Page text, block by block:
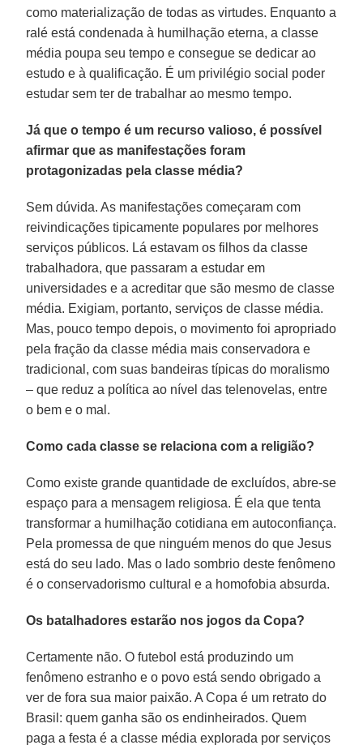
como materialização de todas as virtudes. Enquanto a
ralé está condenada à humilhação eterna, a classe
média poupa seu tempo e consegue se dedicar ao
estudo e à qualificação. É um privilégio social poder
estudar sem ter de trabalhar ao mesmo tempo.
Já que o tempo é um recurso valioso, é possível
afirmar que as manifestações foram
protagonizadas pela classe média?
Sem dúvida. As manifestações começaram com
reivindicações tipicamente populares por melhores
serviços públicos. Lá estavam os filhos da classe
trabalhadora, que passaram a estudar em
universidades e a acreditar que são mesmo de classe
média. Exigiam, portanto, serviços de classe média.
Mas, pouco tempo depois, o movimento foi apropriado
pela fração da classe média mais conservadora e
tradicional, com suas bandeiras típicas do moralismo
– que reduz a política ao nível das telenovelas, entre
o bem e o mal.
Como cada classe se relaciona com a religião?
Como existe grande quantidade de excluídos, abre-se
espaço para a mensagem religiosa. É ela que tenta
transformar a humilhação cotidiana em autoconfiança.
Pela promessa de que ninguém menos do que Jesus
está do seu lado. Mas o lado sombrio deste fenômeno
é o conservadorismo cultural e a homofobia absurda.
Os batalhadores estarão nos jogos da Copa?
Certamente não. O futebol está produzindo um
fenômeno estranho e o povo está sendo obrigado a
ver de fora sua maior paixão. A Copa é um retrato do
Brasil: quem ganha são os endinheirados. Quem
paga a festa é a classe média explorada por serviços